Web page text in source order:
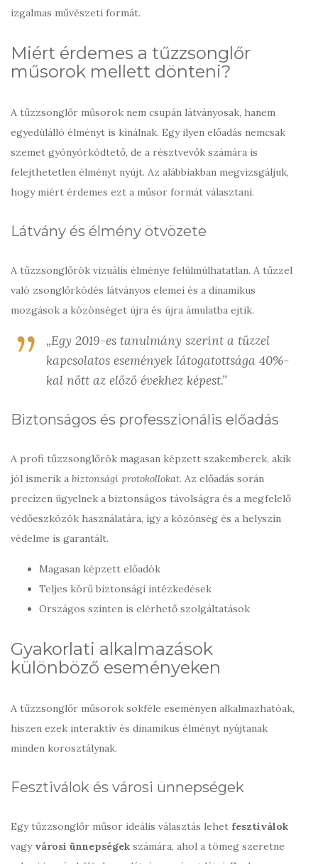
izgalmas művészeti formát.
Miért érdemes a tűzzsonglőr
műsorok mellett dönteni?
A tűzzsonglőr műsorok nem csupán látványosak, hanem
egyedülálló élményt is kínálnak. Egy ilyen előadás nemcsak
szemet gyönyörködtető, de a résztvevők számára is
felejthetetlen élményt nyújt. Az alábbiakban megvizsgáljuk,
hogy miért érdemes ezt a műsor formát választani.
Látvány és élmény ötvözete
A tűzzsonglőrök vizuális élménye felülmúlhatatlan. A tűzzel
való zsonglőrködés látványos elemei és a dinamikus
mozgások a közönséget újra és újra ámulatba ejtik.
„Egy 2019-es tanulmány szerint a tűzzel
kapcsolatos események látogatottsága 40%-
kal nőtt az előző évekhez képest.”
Biztonságos és professzionális előadás
A profi tűzzsonglőrök magasan képzett szakemberek, akik
jól ismerik a biztonsági protokollokat. Az előadás során
precízen ügyelnek a biztonságos távolságra és a megfelelő
védőeszközök használatára, így a közönség és a helyszín
védelme is garantált.
Magasan képzett előadók
Teljes körű biztonsági intézkedések
Országos szinten is elérhető szolgáltatások
Gyakorlati alkalmazások
különböző eseményeken
A tűzzsonglőr műsorok sokféle eseményen alkalmazhatóak,
hiszen ezek interaktív és dinamikus élményt nyújtanak
minden korosztálynak.
Fesztiválok és városi ünnepségek
Egy tűzzsonglőr műsor ideális választás lehet fesztiválok
vagy városi ünnepségek számára, ahol a tömeg szeretne